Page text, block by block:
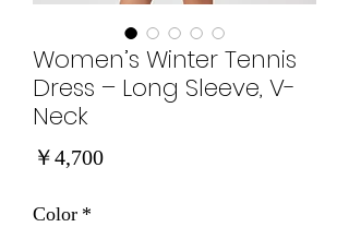
Women’s Winter Tennis
Dress – Long Sleeve, V-
Neck
￥4,700Price
Color *